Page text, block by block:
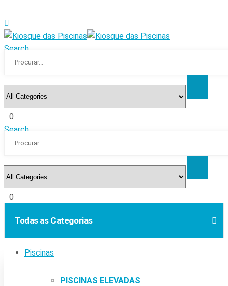
Search
0
Search
0
Todas as Categorias
Piscinas
PISCINAS ELEVADAS